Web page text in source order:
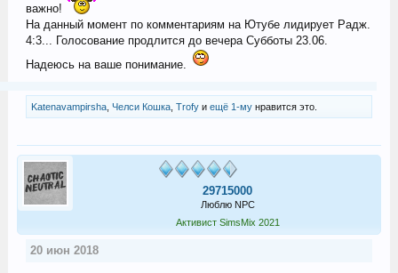
важно!
На данный момент по комментариям на Ютубе лидирует Радж.
4:3... Голосование продлится до вечера Субботы 23.06.
Надеюсь на ваше понимание.
Katenavampirsha, Челси Кошка, Trofyи ещё 1-мунравится это.
29715000
Люблю NPC
Активист SimsMix 2021
20 июн 2018